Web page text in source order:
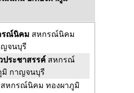
รณ์นิคม สหกรณ์นิคม
จนบุรี
ประชาสรรค์ สหกรณ์
มิ กาญจนบุรี
สหกรณ์นิคม ทองผาภูมิ